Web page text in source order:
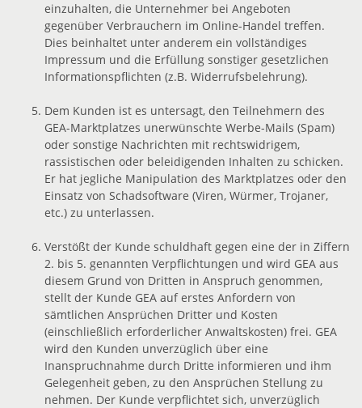
einzuhalten, die Unternehmer bei Angeboten
gegenüber Verbrauchern im Online-Handel treffen.
Dies beinhaltet unter anderem ein vollständiges
Impressum und die Erfüllung sonstiger gesetzlichen
Informationspflichten (z.B. Widerrufsbelehrung).
Dem Kunden ist es untersagt, den Teilnehmern des
GEA-Marktplatzes unerwünschte Werbe-Mails (Spam)
oder sonstige Nachrichten mit rechtswidrigem,
rassistischen oder beleidigenden Inhalten zu schicken.
Er hat jegliche Manipulation des Marktplatzes oder den
Einsatz von Schadsoftware (Viren, Würmer, Trojaner,
etc.) zu unterlassen.
Verstößt der Kunde schuldhaft gegen eine der in Ziffern
2. bis 5. genannten Verpflichtungen und wird GEA aus
diesem Grund von Dritten in Anspruch genommen,
stellt der Kunde GEA auf erstes Anfordern von
sämtlichen Ansprüchen Dritter und Kosten
(einschließlich erforderlicher Anwaltskosten) frei. GEA
wird den Kunden unverzüglich über eine
Inanspruchnahme durch Dritte informieren und ihm
Gelegenheit geben, zu den Ansprüchen Stellung zu
nehmen. Der Kunde verpflichtet sich, unverzüglich